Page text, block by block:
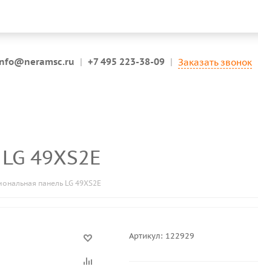
| +7 495 223-38-09 | Заказать звонок
49XS2E
панель LG 49XS2E
Артикул: 122929